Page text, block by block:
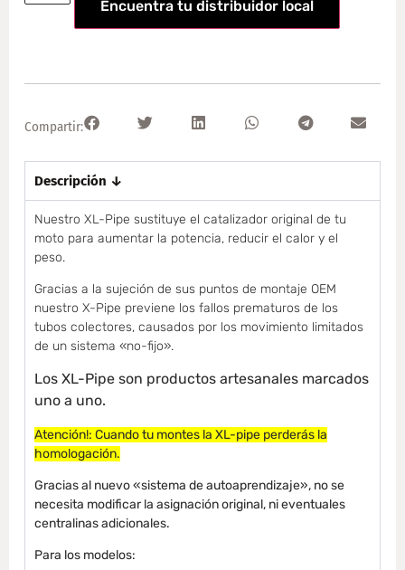
Encuentra tu distribuidor local
Compartir:
Descripción ↓
Nuestro XL-Pipe sustituye el catalizador original de tu
moto para aumentar la potencia, reducir el calor y el
peso.
Gracias a la sujeción de sus puntos de montaje OEM
nuestro X-Pipe previene los fallos prematuros de los
tubos colectores, causados por los movimiento limitados
de un sistema «no-fijo».
Los XL-Pipe son productos artesanales marcados
uno a uno.
Atención!: Cuando tu montes la XL-pipe perderás la
homologación.
Gracias al nuevo «sistema de autoaprendizaje», no se
necesita modificar la asignación original, ni eventuales
centralinas adicionales.
Para los modelos: